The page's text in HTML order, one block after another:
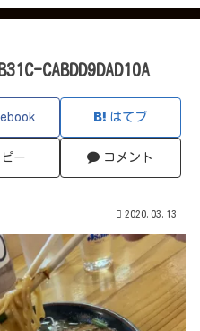
CABDD9DAD10A
はてブ
ー コメント
2020.03.13